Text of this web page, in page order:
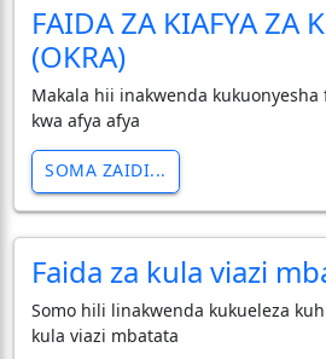
FAIDA ZA KIAFYA ZA
(OKRA)
Makala hii inakwenda
kwa afya afya
SOMA ZAIDI...
Faida za kula viazi
Somo hili linakwenda kukueleza
kula viazi mbatata